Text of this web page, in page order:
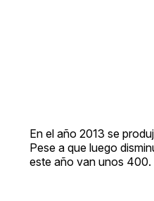
En el año 2013 se
Pese a que luego
este año van unos 400.